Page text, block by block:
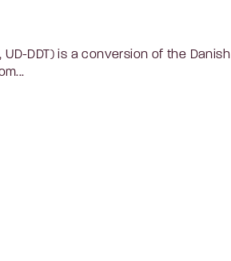
DDT) is a conversion of the Danish